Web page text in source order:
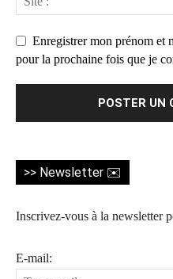
Enregistrer mon prénom et
pour la prochaine fois que je
>> Newsletter ✉️
Inscrivez-vous à la newsletter
E-mail: